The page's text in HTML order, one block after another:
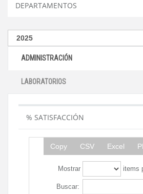
DEPARTAMENTOS
ADMINISTRACIÓN
LABORATORIOS
% SATISFACCIÓN
Copy CSV Excel
Mostrar items
Buscar: